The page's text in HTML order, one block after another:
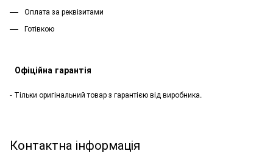
Оплата за реквізитами
Готівкою
Офіційна гарантія
- Тільки оригінальний товар з гарантією від виробника.
Контактна інформація